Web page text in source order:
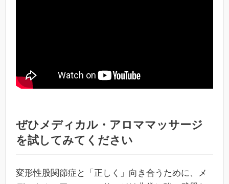
ぜひメディカル・アロママッサージ
を試してみてください
変形性股関節症と「正しく」向き合うために、メ